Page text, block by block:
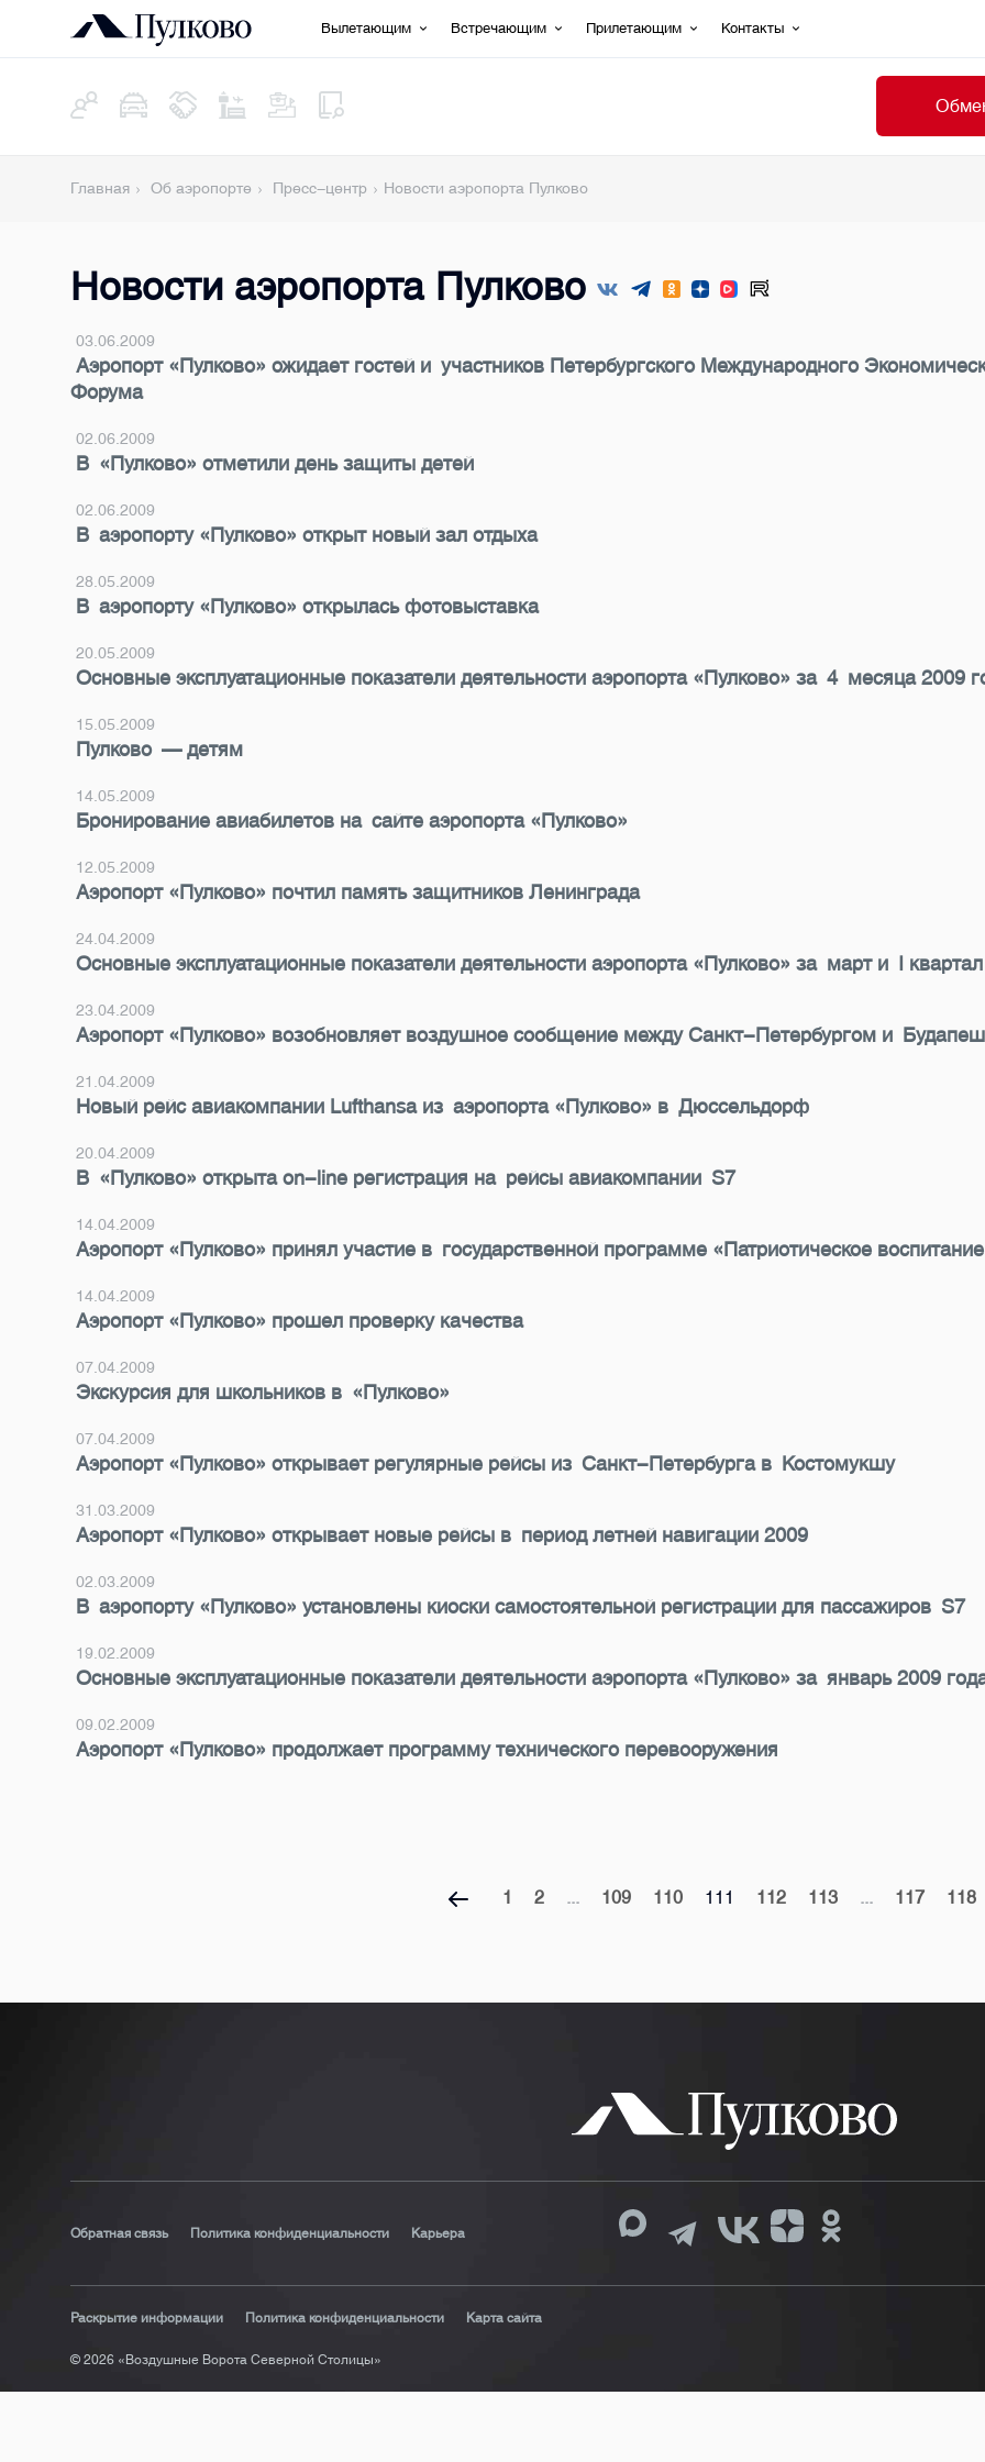
Вылетающим Встречающим Прилетающим Контакты
Главная Об аэропорте Пресс-центр Новости аэропорта Пулково
Новости аэропорта Пулково
03.06.2009
Аэропорт «Пулково» ожидает гостей и участников Петербургского Международного
Форума
02.06.2009
В «Пулково» отметили день защиты детей
02.06.2009
В аэропорту «Пулково» открыт новый зал отдыха
28.05.2009
В аэропорту «Пулково» открылась фотовыставка
20.05.2009
Основные эксплуатационные показатели деятельности аэропорта «Пулково» за 4 месяца 2009
15.05.2009
Пулково — детям
14.05.2009
Бронирование авиабилетов на сайте аэропорта «Пулково»
12.05.2009
Аэропорт «Пулково» почтил память защитников Ленинграда
24.04.2009
Основные эксплуатационные показатели деятельности аэропорта «Пулково» за март и I
23.04.2009
Аэропорт «Пулково» возобновляет воздушное сообщение между Санкт-Петербургом и
21.04.2009
Новый рейс авиакомпании Lufthansa из аэропорта «Пулково» в Дюссельдорф
20.04.2009
В «Пулково» открыта on-line регистрация на рейсы авиакомпании S7
14.04.2009
Аэропорт «Пулково» принял участие в государственной программе «Патриотическое
14.04.2009
Аэропорт «Пулково» прошел проверку качества
07.04.2009
Экскурсия для школьников в «Пулково»
07.04.2009
Аэропорт «Пулково» открывает регулярные рейсы из Санкт-Петербурга в Костомукшу
31.03.2009
Аэропорт «Пулково» открывает новые рейсы в период летней навигации 2009
02.03.2009
В аэропорту «Пулково» установлены киоски самостоятельной регистрации для пассажиров S7
19.02.2009
Основные эксплуатационные показатели деятельности аэропорта «Пулково» за январь 2009
09.02.2009
Аэропорт «Пулково» продолжает программу технического перевооружения
1 2 ... 109 110 111 112 113 ... 117 118
Обратная связь Политика конфиденциальности Карьера
Раскрытие информации Политика конфиденциальности Карта сайта
© 2026 «Воздушные Ворота Северной Столицы»